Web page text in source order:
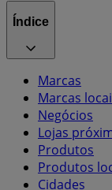
Índice
Marcas
Marcas
Negócios
Lojas
Produtos
Produtos
Cidades